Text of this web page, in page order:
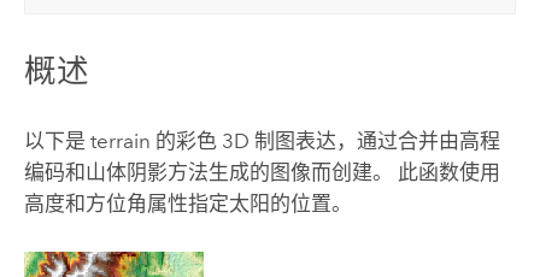
概述
以下是 terrain 的彩色 3D 制图表达，通过合并由高程
编码和山体阴影方法生成的图像而创建。 此函数使用
高度和方位角属性指定太阳的位置。